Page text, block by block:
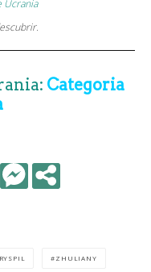
Categoria
ZHULIANY